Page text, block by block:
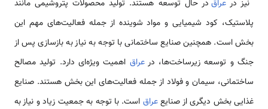
نیز درعراق در حال توسعه هستند. تولید محصولات پتروشیمی مانند
پلاستیک، کود شیمیایی و مواد شوینده از جمله فعالیت‌های مهم این
بخش است. همچنین صنایع ساختمانی با توجه به نیاز به بازسازی پس از
جنگ و توسعه زیرساخت‌ها، درعراق اهمیت ویژه‌ای دارد. تولید مصالح
ساختمانی، سیمان و فولاد از جمله فعالیت‌های این بخش هستند. صنایع
غذایی بخش دیگری از صنایععراق است. با توجه به جمعیت زیاد و نیاز به